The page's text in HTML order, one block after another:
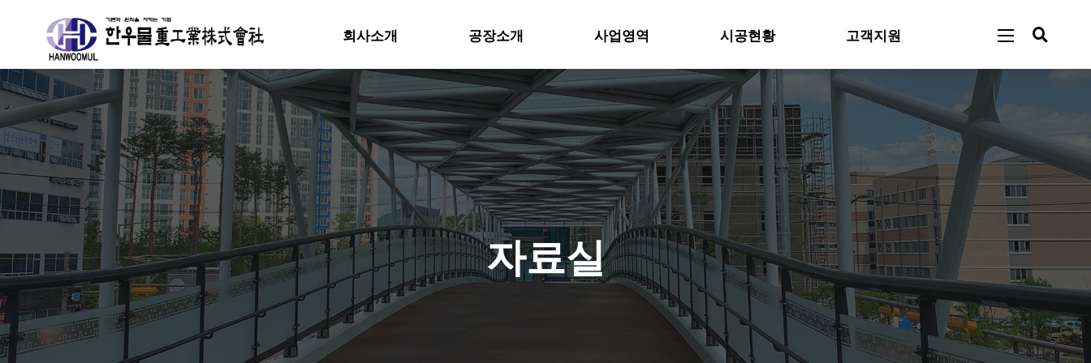
회사소개
류
공장소개
하위분류
사업영역
하위분류
시공현황
하위분류
고객지원
하위분류
자료실